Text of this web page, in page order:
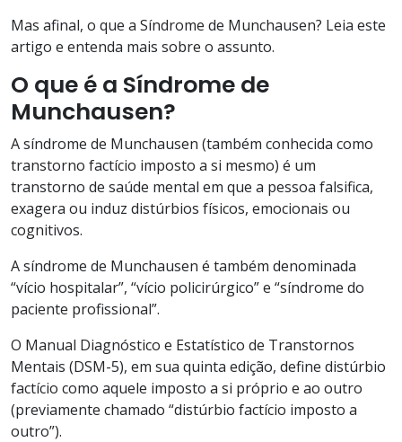
Mas afinal, o que a Síndrome de Munchausen? Leia este
artigo e entenda mais sobre o assunto.
O que é a Síndrome de
Munchausen?
A síndrome de Munchausen (também conhecida como
transtorno factício imposto a si mesmo) é um
transtorno de saúde mental em que a pessoa falsifica,
exagera ou induz distúrbios físicos, emocionais ou
cognitivos.
A síndrome de Munchausen é também denominada
“vício hospitalar”, “vício policirúrgico” e “síndrome do
paciente profissional”.
O Manual Diagnóstico e Estatístico de Transtornos
Mentais (DSM-5), em sua quinta edição, define distúrbio
factício como aquele imposto a si próprio e ao outro
(previamente chamado “distúrbio factício imposto a
outro”).